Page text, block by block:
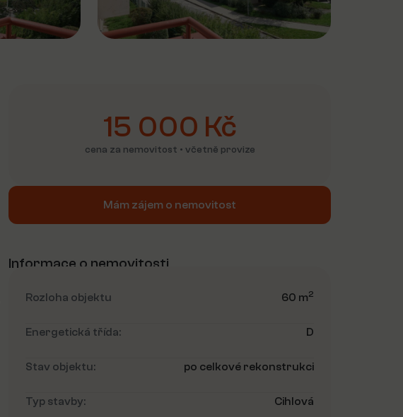
15 000 Kč
cena za nemovitost • včetně provize
Mám zájem o nemovitost
Informace o nemovitosti
Rozloha objektu 60 m2
Energetická třída: D
Stav objektu: po celkové rekonstrukci
Typ stavby: Cihlová